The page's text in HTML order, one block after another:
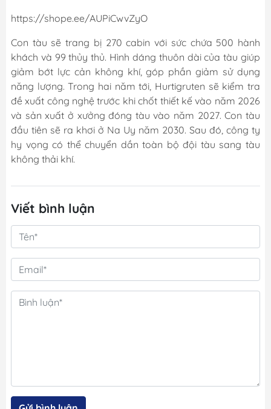
https://shope.ee/AUPiCwvZyO
Con tàu sẽ trang bị 270 cabin với sức chứa 500 hành
khách và 99 thủy thủ. Hình dáng thuôn dài của tàu giúp
giảm bớt lực cản không khí, góp phần giảm sử dụng
năng lượng. Trong hai năm tới, Hurtigruten sẽ kiểm tra
đề xuất công nghệ trước khi chốt thiết kế vào năm 2026
và sản xuất ở xưởng đóng tàu vào năm 2027. Con tàu
đầu tiên sẽ ra khơi ở Na Uy năm 2030. Sau đó, công ty
hy vọng có thể chuyển dần toàn bộ đội tàu sang tàu
không thải khí.
Viết bình luận